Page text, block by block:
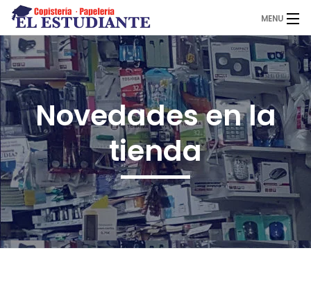
MENU
El Estudiante
Copistería
Papelería
Servicios
Novedades en la
tienda